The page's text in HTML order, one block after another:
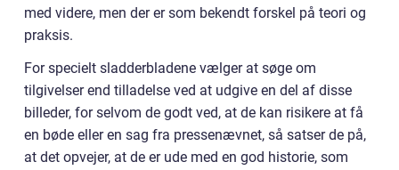
med videre, men der er som bekendt forskel på teori og
praksis.
For specielt sladderbladene vælger at søge om
tilgivelser end tilladelse ved at udgive en del af disse
billeder, for selvom de godt ved, at de kan risikere at få
en bøde eller en sag fra pressenævnet, så satser de på,
at det opvejer, at de er ude med en god historie, som